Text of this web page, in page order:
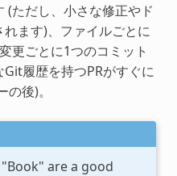
(ただし、小さな修正やド
ます)、ファイルごとに
更ごとに1つのコミット
履歴を持つPRがすぐに
後)。
are a good